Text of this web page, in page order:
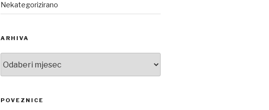
Nekategorizirano
ARHIVA
POVEZNICE